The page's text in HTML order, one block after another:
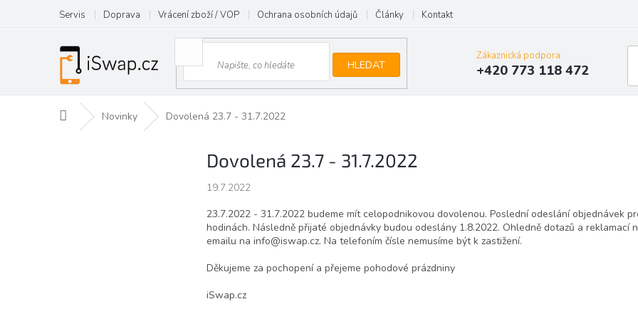
obsah
Servis Doprava Vrácení zboží / VOP Ochrana osobních údajů Články Kontakt
HLEDAT
Zákaznická podpora:
+420 773 118 472
Domů Novinky Dovolená 23.7 - 31.7.2022
Dovolená 23.7 - 31.7.2022
19.7.2022
23.7.2022 - 31.7.2022 budeme mít celopodnikovou dovolenou. Poslední odeslání objednávek
hodinách. Následně přijaté objednávky budou odeslány 1.8.2022. Ohledně dotazů a reklamací
emailu na info@iswap.cz. Na telefoním čísle nemusíme být k zastižení.
Děkujeme za pochopení a přejeme pohodové prázdniny
iSwap.cz